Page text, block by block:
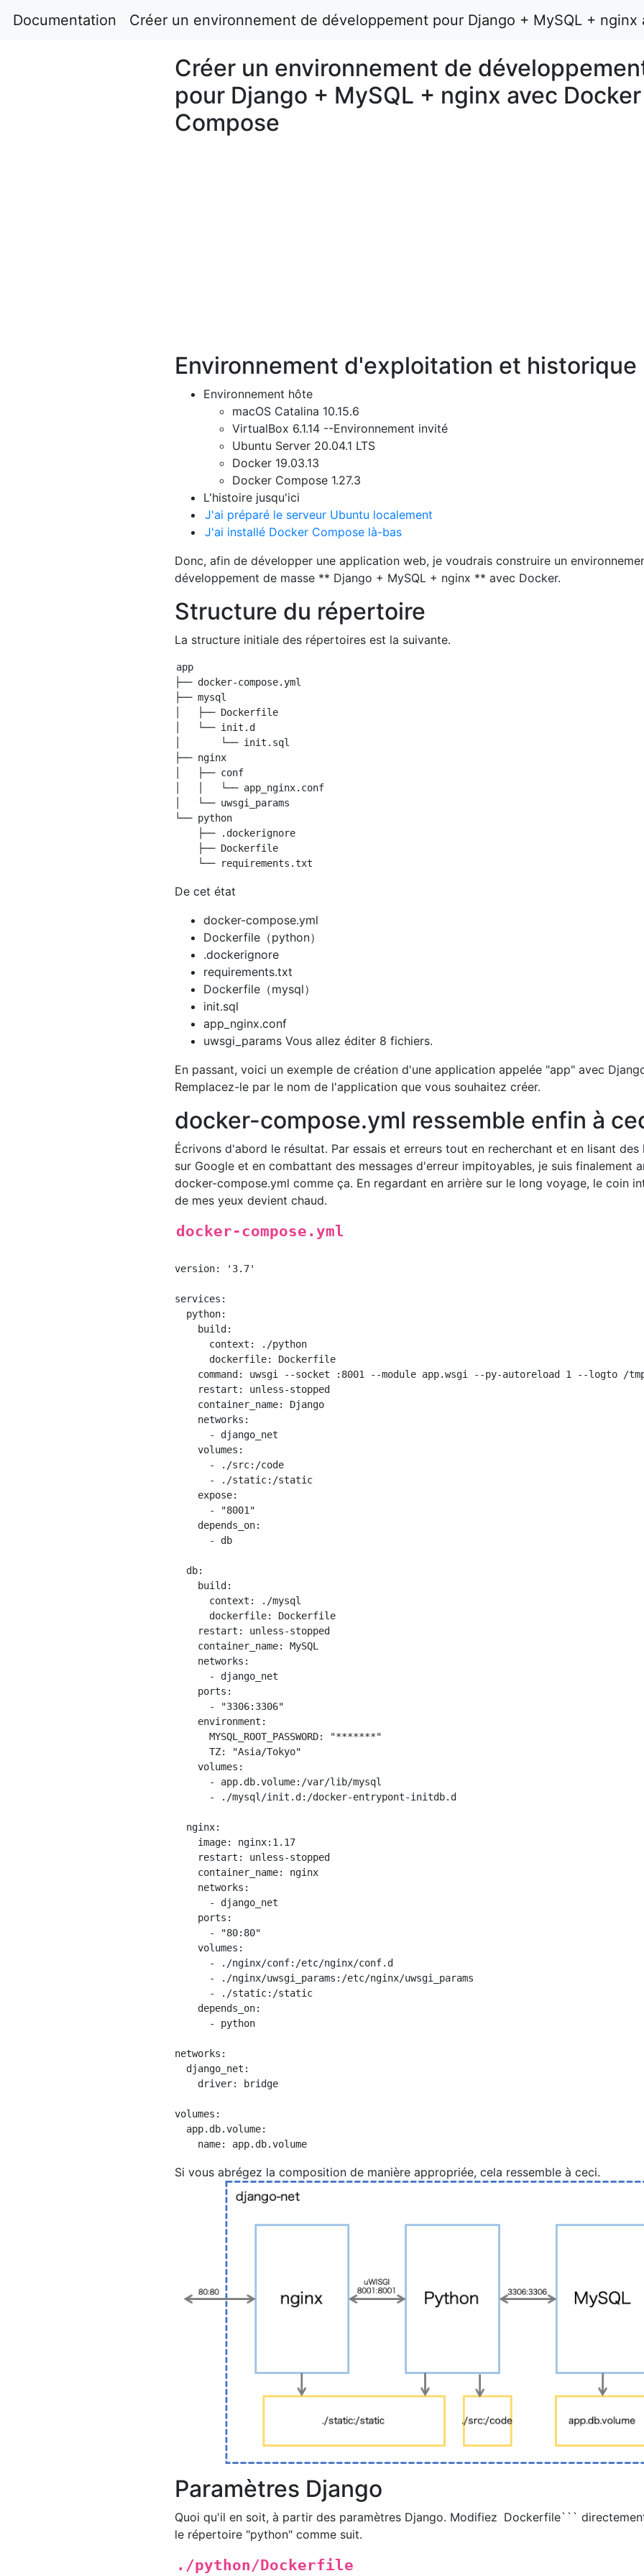
Documentation Créer un environnement de développement pour Django + MySQL + nginx
Créer un environnement de
pour Django + MySQL + nginx avec Docker
Compose
Environnement d'exploitation et historique
Environnement hôte
macOS Catalina 10.15.6
VirtualBox 6.1.14 --Environnement invité
Ubuntu Server 20.04.1 LTS
Docker 19.03.13
Docker Compose 1.27.3
L'histoire jusqu'ici
J'ai préparé le serveur Ubuntu localement
J'ai installé Docker Compose là-bas
Donc, afin de développer une application web, je voudrais construire un
développement de masse ** Django + MySQL + nginx ** avec Docker.
Structure du répertoire
La structure initiale des répertoires est la suivante.
app
├── docker-compose.yml
├── mysql
│   ├── Dockerfile
│   └── init.d
│       └── init.sql
├── nginx
│   ├── conf
│   │   └── app_nginx.conf
│   └── uwsgi_params
└── python
    ├── .dockerignore
    ├── Dockerfile
De cet état
docker-compose.yml
Dockerfile（python）
.dockerignore
requirements.txt
Dockerfile（mysql）
init.sql
app_nginx.conf
uwsgi_params Vous allez éditer 8 fichiers.
En passant, voici un exemple de création d'une application appelée "app" avec
Remplacez-le par le nom de l'application que vous souhaitez créer.
docker-compose.yml ressemble enfin à
Écrivons d'abord le résultat. Par essais et erreurs tout en recherchant et en lisant des
sur Google et en combattant des messages d'erreur impitoyables, je suis finalement
docker-compose.yml comme ça. En regardant en arrière sur le long voyage, le coin
de mes yeux devient chaud.
docker-compose.yml
version: '3.7'
services:
  python:
    build:
      context: ./python
      dockerfile: Dockerfile
command: uwsgi --socket :8001 --module app.wsgi --py-autoreload 1 --logto /
    restart: unless-stopped
    container_name: Django
    networks:
      - django_net
    volumes:
      - ./src:/code
      - ./static:/static
    expose:
      - "8001"
    depends_on:
      - db
  db:
    build:
      context: ./mysql
      dockerfile: Dockerfile
    restart: unless-stopped
    container_name: MySQL
    networks:
      - django_net
    ports:
      - "3306:3306"
    environment:
      MYSQL_ROOT_PASSWORD: "*******"
      TZ: "Asia/Tokyo"
    volumes:
      - app.db.volume:/var/lib/mysql
      - ./mysql/init.d:/docker-entrypont-initdb.d
  nginx:
    image: nginx:1.17
    restart: unless-stopped
    container_name: nginx
    networks:
      - django_net
    ports:
      - "80:80"
    volumes:
      - ./nginx/conf:/etc/nginx/conf.d
      - ./nginx/uwsgi_params:/etc/nginx/uwsgi_params
      - ./static:/static
    depends_on:
      - python
networks:
  django_net:
    driver: bridge
volumes:
  app.db.volume:
Si vous abrégez la composition de manière appropriée, cela ressemble à ceci.
Paramètres Django
Quoi qu'il en soit, à partir des paramètres Django. Modifiez Dockerfile```
le répertoire "python" comme suit.
./python/Dockerfile